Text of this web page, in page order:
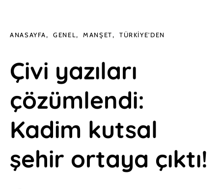
ANASAYFA GENEL MANŞET TÜRKIYE'DEN
Çivi yazıları
çözümlendi:
Kadim kutsal
şehir ortaya çıktı!